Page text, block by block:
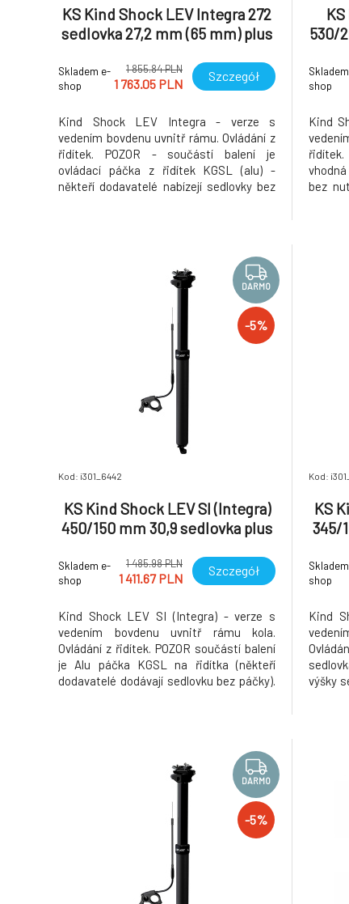
KS Kind Shock LEV Integra 272
sedlovka 27,2 mm (65 mm) plus
Skladem e-
shop
1 855.84 PLN
1 763.05 PLN Szczegół
Kind Shock LEV Integra - verze s
vedením bovdenu uvnitř rámu. Ovládání z
řidítek. POZOR - součástí balení je
ovládací páčka z řidítek KGSL (alu) -
někteří dodavatelé nabízejí sedlovky bez
530/
shop
Kind
bez
DARMO
-5%
Kod: i301_6442
KS Kind Shock LEV SI (Integra)
450/150 mm 30,9 sedlovka plus
Skladem e-
shop
1 485.98 PLN
1 411.67 PLN Szczegół
Kind Shock LEV SI (Integra) - verze s
vedením bovdenu uvnitř rámu kola.
Ovládání z řidítek. POZOR součástí balení
je Alu páčka KGSL na řidítka (někteří
dodavatelé dodávají sedlovku bez páčky).
Kod:
KS
345/
shop
Kind
výšky
DARMO
-5%